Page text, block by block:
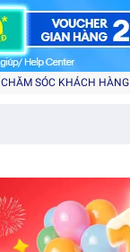
CHĂM SÓC KHÁCH HÀNG